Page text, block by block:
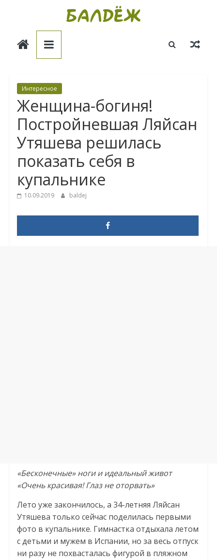
Балдёж
Интересное
Женщина-богиня!
Постройневшая Ляйсан
Утяшева решилась
показать себя в
купальнике
10.09.2019 baldej
«Бесконечные» ноги и идеальный живот
«Очень красивая! Глаз не оторвать»
Лето уже закончилось, а 34-летняя Ляйсан
Утяшева только сейчас поделилась первыми
фото в купальнике. Гимнастка отдыхала летом
с детьми и мужем в Испании, но за весь отпуск
ни разу не похвасталась фигурой в пляжном